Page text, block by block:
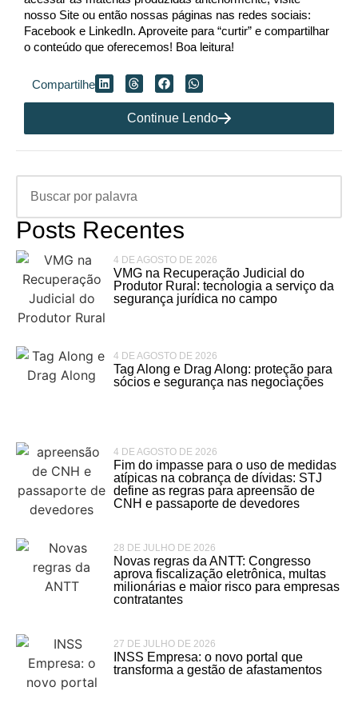
nosso Site ou então nossas páginas nas redes sociais:
Facebook e LinkedIn. Aproveite para “curtir” e compartilhar
o conteúdo que oferecemos! Boa leitura!
Compartilhe
Continue Lendo
Posts Recentes
4 DE AGOSTO DE 2026
VMG na Recuperação Judicial do
Produtor Rural: tecnologia a serviço da
segurança jurídica no campo
4 DE AGOSTO DE 2026
Tag Along e Drag Along: proteção para
sócios e segurança nas negociações
4 DE AGOSTO DE 2026
Fim do impasse para o uso de medidas
atípicas na cobrança de dívidas: STJ
define as regras para apreensão de
CNH e passaporte de devedores
28 DE JULHO DE 2026
Novas regras da ANTT: Congresso
aprova fiscalização eletrônica, multas
milionárias e maior risco para empresas
contratantes
27 DE JULHO DE 2026
INSS Empresa: o novo portal que
transforma a gestão de afastamentos